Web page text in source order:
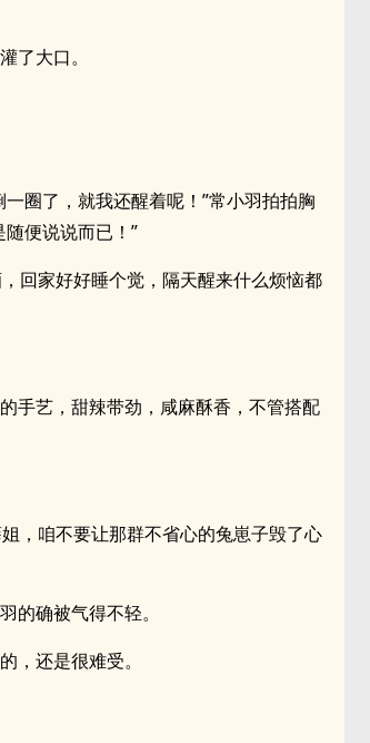
了大口。
圈了，就我还醒着呢！”常小羽拍拍胸
便说说而已！”
回家好好睡个觉，隔天醒来什么烦恼都
手艺，甜辣带劲，咸麻酥香，不管搭配
，咱不要让那群不省心的兔崽子毁了心
的确被气得不轻。
，还是很难受。